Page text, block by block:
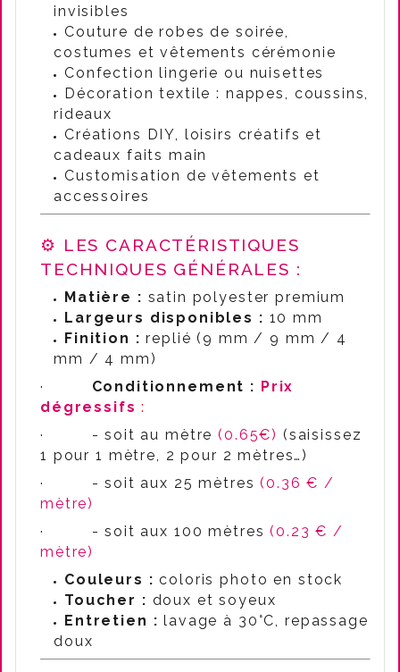
invisibles
Couture de robes de soirée,
costumes et vêtements cérémonie
Confection lingerie ou nuisettes
Décoration textile : nappes, coussins,
rideaux
Créations DIY, loisirs créatifs et
cadeaux faits main
Customisation de vêtements et
accessoires
⚙️ LES CARACTÉRISTIQUES
TECHNIQUES GÉNÉRALES :
Matière : satin polyester premium
Largeurs disponibles : 10 mm
Finition : replié (9 mm / 9 mm / 4
mm / 4 mm)
·
Conditionnement : Prix
dégressifs:
·
- soit au mètre(0.65€) (saisissez
1 pour 1 mètre, 2 pour 2 mètres…)
·
- soit aux 25 mètres(0.36 € /
mètre)
·
- soit aux 100 mètres(0.23 € /
mètre)
Couleurs : coloris photo en stock
Toucher : doux et soyeux
Entretien : lavage à 30°C, repassage
doux